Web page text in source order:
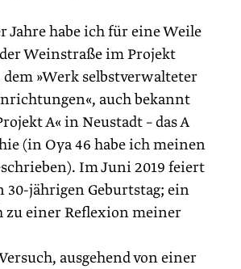
Jahre habe ich für eine Weile
Weinstraße im Projekt
dem »Werk selbstverwalteter
auch bekannt
A« in Neustadt – das A
(in Oya 46 habe ich meinen
Im Juni 2019 feiert
30-jährigen Geburtstag; ein
zu einer Reflexion meiner
ausgehend von einer